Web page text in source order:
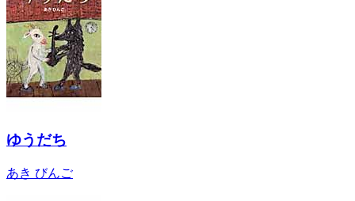
ゆうだち
あき びんご